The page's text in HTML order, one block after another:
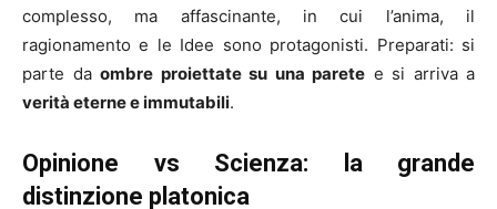
complesso, ma affascinante, in cui l’anima, il
ragionamento e le Idee sono protagonisti. Preparati: si
parte da ombre proiettate su una parete e si arriva a
verità eterne e immutabili.
Opinione vs Scienza: la grande
distinzione platonica